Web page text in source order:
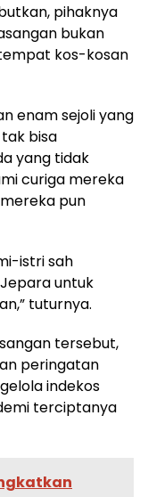
pihaknya
bukan
kos-kosan
enam sejoli yang
bisa
yang tidak
curiga mereka
pun
istri sah
untuk
tuturnya.
tersebut,
peringatan
indekos
terciptanya